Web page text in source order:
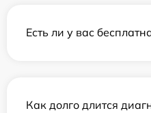
Есть ли у вас
Как долго длится